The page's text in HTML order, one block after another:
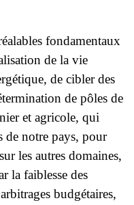
fondamentaux
de la vie
de cibler des
de pôles de
et agricole, qui
de notre pays, pour
les autres domaines,
la faiblesse des
budgétaires,